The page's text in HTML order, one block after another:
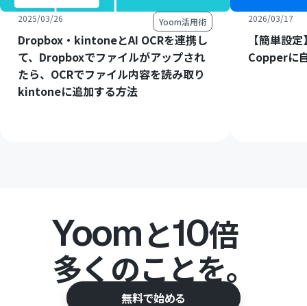
2025/03/26 Yoom活用術
Dropbox・kintoneとAI OCRを連携し
て、Dropboxでファイルがアップされ
たら、OCRでファイル内容を読み取り
kintoneに追加する方法
2026/03/17
【簡単設
Copperに
Yoomと10倍
多くのことを。
無料で始める